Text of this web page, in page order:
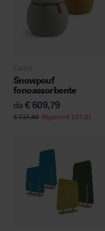
Caimi
Snowpouf
fonoassorbente
da€ 609,79
€717,40 Risparmi€107,61